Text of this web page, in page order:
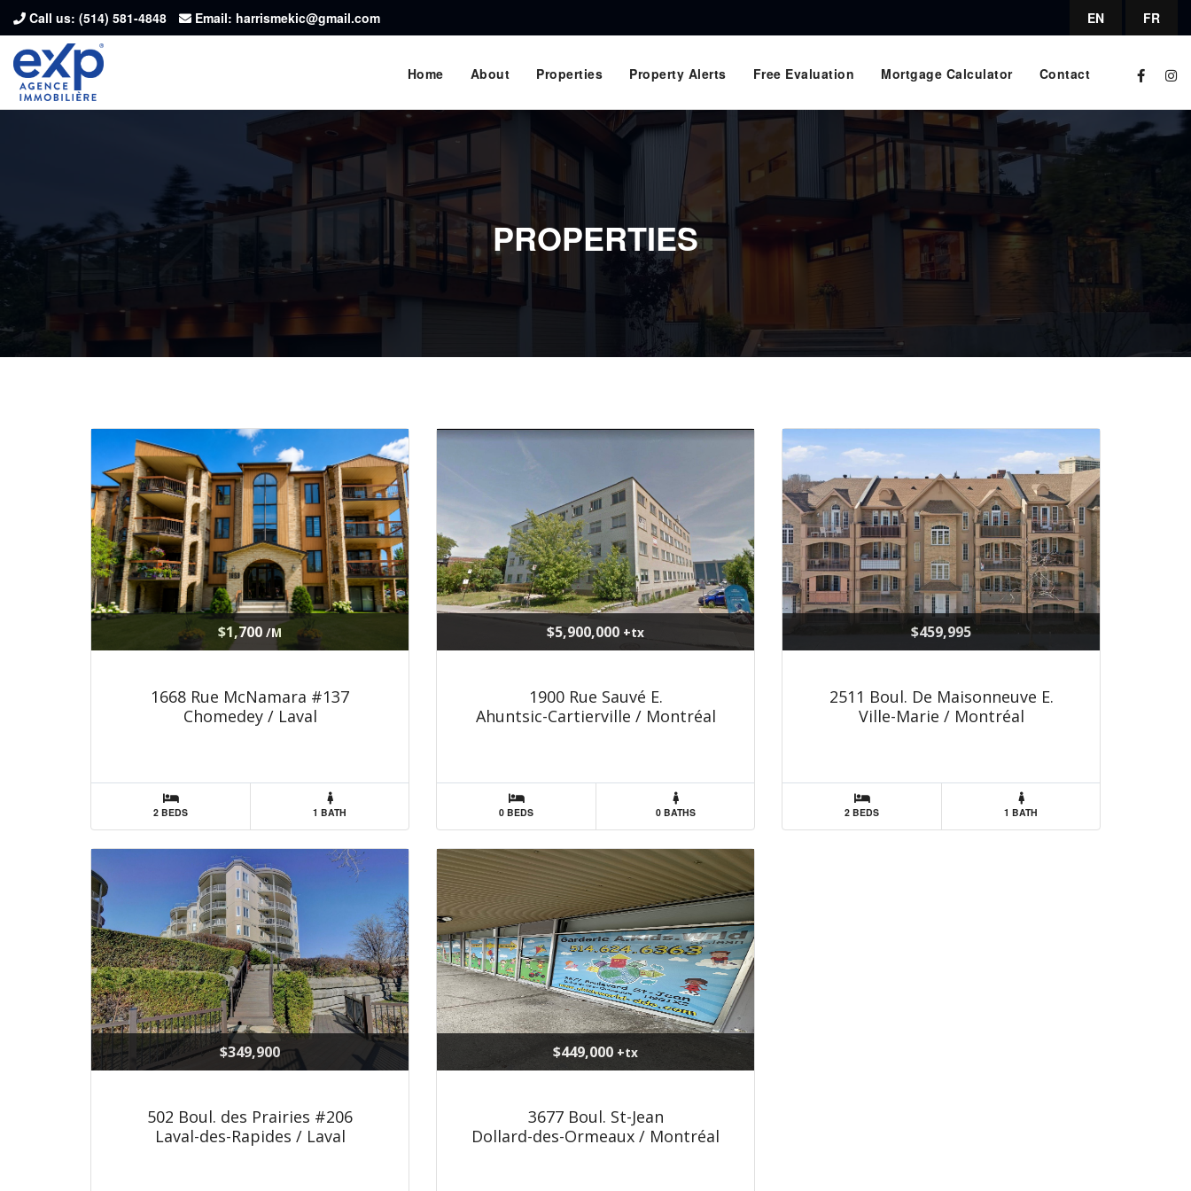
Call us: (514) 581-4848 Email: harrismekic@gmail.com EN FR
Home About Properties Property Alerts Free Evaluation Mortgage Calculator Contact
PROPERTIES
$1,700 /M
1668 Rue McNamara #137
Chomedey / Laval
2 BEDS 1 BATH
$5,900,000 +tx
1900 Rue Sauvé E.
Ahuntsic-Cartierville / Montréal
0 BEDS 0 BATHS
$459,995
2511 Boul. De Maisonneuve E.
Ville-Marie / Montréal
2 BEDS 1 BATH
$349,900
502 Boul. des Prairies #206
Laval-des-Rapides / Laval
$449,000 +tx
3677 Boul. St-Jean
Dollard-des-Ormeaux / Montréal